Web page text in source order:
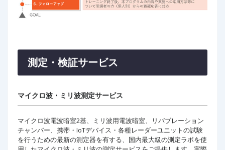
測定・検証サービス
マイクロ波・ミリ波測定サービス
マイクロ波電波暗室2基、ミリ波用電波暗室、リバブレーション
チャンバー、携帯・IoTデバイス・各種レーダーユニットの試験
を行うための最新の測定器を有する、国内最大級の測定ラボを使